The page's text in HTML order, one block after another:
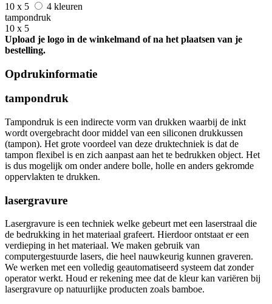
10 x 5
4 kleuren
tampondruk
10 x 5
Upload je logo in de winkelmand of na het plaatsen van je
bestelling.
Opdrukinformatie
tampondruk
Tampondruk is een indirecte vorm van drukken waarbij de inkt
wordt overgebracht door middel van een siliconen drukkussen
(tampon). Het grote voordeel van deze druktechniek is dat de
tampon flexibel is en zich aanpast aan het te bedrukken object. Het
is dus mogelijk om onder andere bolle, holle en anders gekromde
oppervlakten te drukken.
lasergravure
Lasergravure is een techniek welke gebeurt met een laserstraal die
de bedrukking in het materiaal grafeert. Hierdoor ontstaat er een
verdieping in het materiaal. We maken gebruik van
computergestuurde lasers, die heel nauwkeurig kunnen graveren.
We werken met een volledig geautomatiseerd systeem dat zonder
operator werkt. Houd er rekening mee dat de kleur kan variëren bij
lasergravure op natuurlijke producten zoals bamboe.